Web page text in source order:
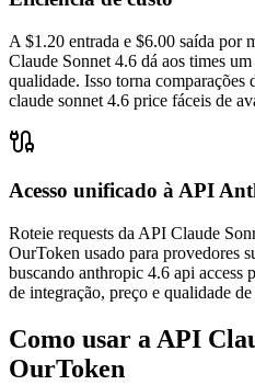
A $1.20 entrada e $6.00 saída por
Claude Sonnet 4.6 dá aos times
qualidade. Isso torna comparações
claude sonnet 4.6 price fáceis de
Acesso unificado à API
Roteie requests da API Claude
OurToken usado para provedores
buscando anthropic 4.6 api access
de integração, preço e qualidade
Como usar a API
OurToken